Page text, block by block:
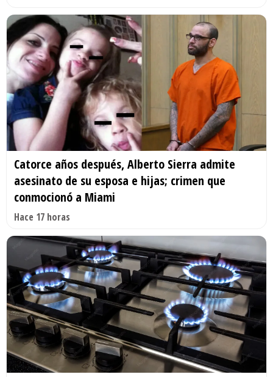
Catorce años después, Alberto Sierra admite
asesinato de su esposa e hijas; crimen que
conmocionó a Miami
Hace 17 horas